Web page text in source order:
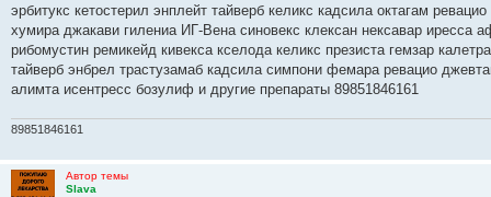
щ
е
и
е
эрбитукс кетостерил энплейт тайверб келикс кадсила октагам
хумира джакави гилениа ИГ-Вена синовекс клексан нексавар иресса
рибомустин ремикейд кивекса кселода келикс презиста гемзар
тайверб энбрел трастузамаб кадсила симпони фемара ревацио
алимта исентресс бозулиф и другие препараты 89851846161
89851846161
Автор темы
Slava